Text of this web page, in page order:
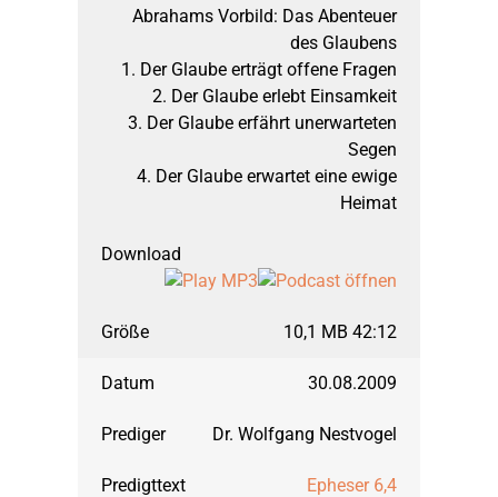
Abrahams Vorbild: Das Abenteuer
des Glaubens
1. Der Glaube erträgt offene Fragen
2. Der Glaube erlebt Einsamkeit
3. Der Glaube erfährt unerwarteten
Segen
4. Der Glaube erwartet eine ewige
Heimat
10,1 MB 42:12
30.08.2009
Dr. Wolfgang Nestvogel
Epheser 6,4